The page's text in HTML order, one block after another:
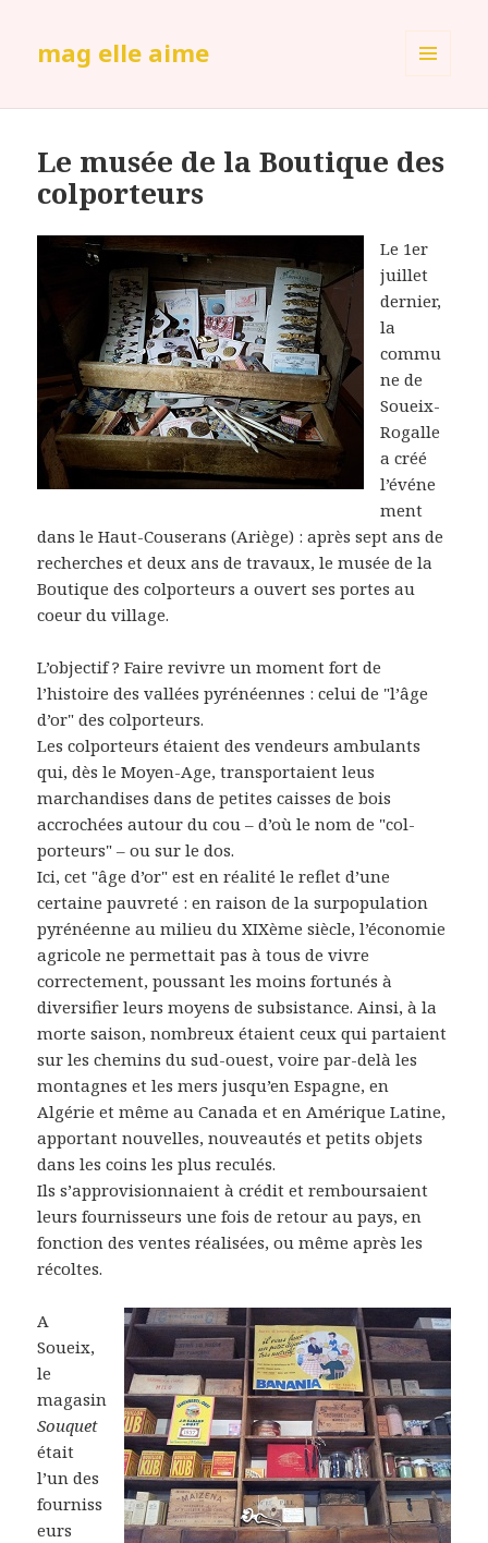
mag elle aime
Le musée de la Boutique des
colporteurs
Le 1er
juillet
dernier,
la
commu
ne de
Soueix-
Rogalle
a créé
l’événe
ment
dans le Haut-Couserans (Ariège) : après sept ans de
recherches et deux ans de travaux, le musée de la
Boutique des colporteurs a ouvert ses portes au
coeur du village.
L’objectif ? Faire revivre un moment fort de
l’histoire des vallées pyrénéennes : celui de "l’âge
d’or" des colporteurs.
Les colporteurs étaient des vendeurs ambulants
qui, dès le Moyen-Age, transportaient leus
marchandises dans de petites caisses de bois
accrochées autour du cou – d’où le nom de "col-
porteurs" – ou sur le dos.
Ici, cet "âge d’or" est en réalité le reflet d’une
certaine pauvreté : en raison de la surpopulation
pyrénéenne au milieu du XIXème siècle, l’économie
agricole ne permettait pas à tous de vivre
correctement, poussant les moins fortunés à
diversifier leurs moyens de subsistance. Ainsi, à la
morte saison, nombreux étaient ceux qui partaient
sur les chemins du sud-ouest, voire par-delà les
montagnes et les mers jusqu’en Espagne, en
Algérie et même au Canada et en Amérique Latine,
apportant nouvelles, nouveautés et petits objets
dans les coins les plus reculés.
Ils s’approvisionnaient à crédit et remboursaient
leurs fournisseurs une fois de retour au pays, en
fonction des ventes réalisées, ou même après les
récoltes.
A
Soueix,
le
magasin
Souquet
était
l’un des
fourniss
eurs